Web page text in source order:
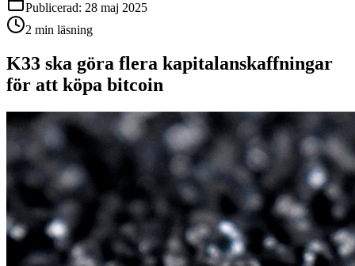
Publicerad: 28 maj 2025
2 min läsning
K33 ska göra flera kapitalanskaffningar
för att köpa bitcoin